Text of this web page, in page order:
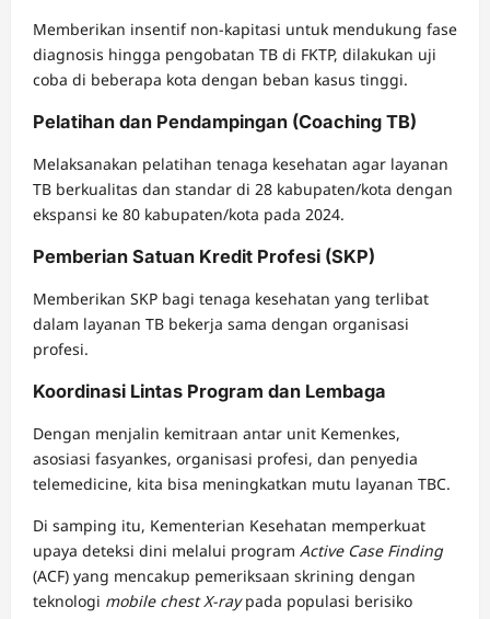
Memberikan insentif non-kapitasi untuk mendukung fase
diagnosis hingga pengobatan TB di FKTP, dilakukan uji
coba di beberapa kota dengan beban kasus tinggi.
Pelatihan dan Pendampingan (Coaching TB)
Melaksanakan pelatihan tenaga kesehatan agar layanan
TB berkualitas dan standar di 28 kabupaten/kota dengan
ekspansi ke 80 kabupaten/kota pada 2024.
Pemberian Satuan Kredit Profesi (SKP)
Memberikan SKP bagi tenaga kesehatan yang terlibat
dalam layanan TB bekerja sama dengan organisasi
profesi.
Koordinasi Lintas Program dan Lembaga
Dengan menjalin kemitraan antar unit Kemenkes,
asosiasi fasyankes, organisasi profesi, dan penyedia
telemedicine, kita bisa meningkatkan mutu layanan TBC.
Di samping itu, Kementerian Kesehatan memperkuat
upaya deteksi dini melalui program Active Case Finding
(ACF) yang mencakup pemeriksaan skrining dengan
teknologi mobile chest X-raypada populasi berisiko